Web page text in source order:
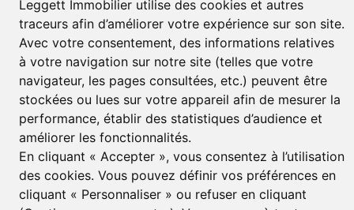
Leggett Immobilier utilise des cookies et autres
traceurs afin d’améliorer votre expérience sur son site.
Avec votre consentement, des informations relatives
à votre navigation sur notre site (telles que votre
navigateur, les pages consultées, etc.) peuvent être
stockées ou lues sur votre appareil afin de mesurer la
performance, établir des statistiques d’audience et
améliorer les fonctionnalités.
En cliquant « Accepter », vous consentez à l’utilisation
des cookies. Vous pouvez définir vos préférences en
cliquant « Personnaliser » ou refuser en cliquant
E-mail*
J’accepte de recevoir alertes et lettres d’informations
S'inscrire
© Copyright 2025 Leggett Immobilier -
mentions légales
Transactions sur Immeubles et Fonds de Commerce S.A.R.L au Capital